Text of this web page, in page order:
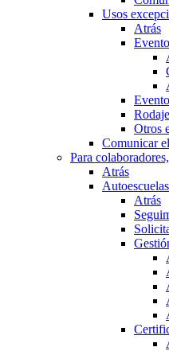
Usos
Atrás
Otros
Comunicar
Para
Atrás
Autoescuelas
Atrás